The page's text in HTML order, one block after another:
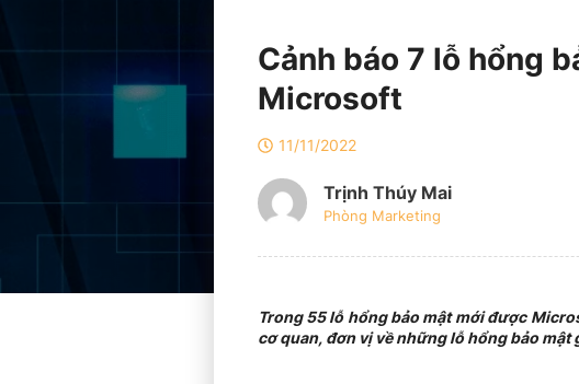
Cảnh báo 7 lỗ hổng
Microsoft
11/11/2022
Trịnh Thúy Mai
Phòng Marketing
Trong 55 lỗ hổng bảo mật mới được
cơ quan, đơn vị về những lỗ hổng bảo